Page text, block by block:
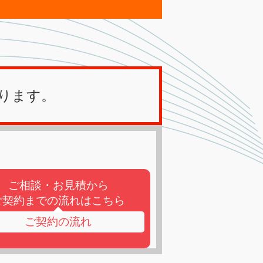
ます。
ご相談・お見積から
契約までの流れはこちら
ご契約の流れ